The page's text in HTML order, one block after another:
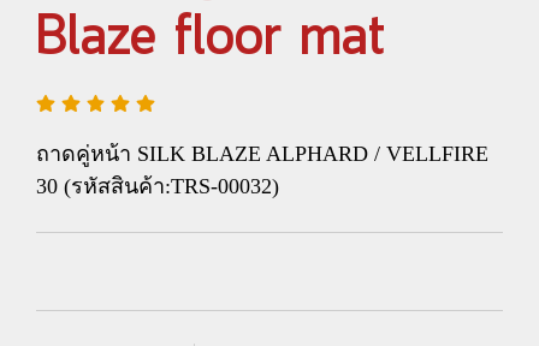
Blaze floor mat
ถาดคู่หน้า SILK BLAZE ALPHARD / VELLFIRE
30 (รหัสสินค้า:TRS-00032)